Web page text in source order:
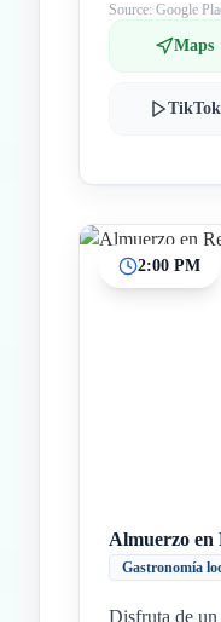
Source: Google
Maps
TikTok
2:00 PM
Almuerzo en
Gastronomía
Disfruta de un